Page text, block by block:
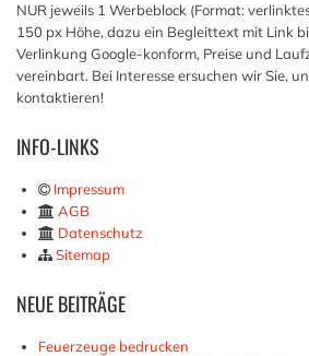
NUR jeweils 1 Werbeblock (Format:
150 px Höhe, dazu ein Begleittext mit Link
Verlinkung Google-konform, Preise und
vereinbart. Bei Interesse ersuchen wir Sie,
kontaktieren!
INFO-LINKS
Impressum
AGB
Datenschutz
Sitemap
NEUEBEITRÄGE
Feuerzeuge bedrucken